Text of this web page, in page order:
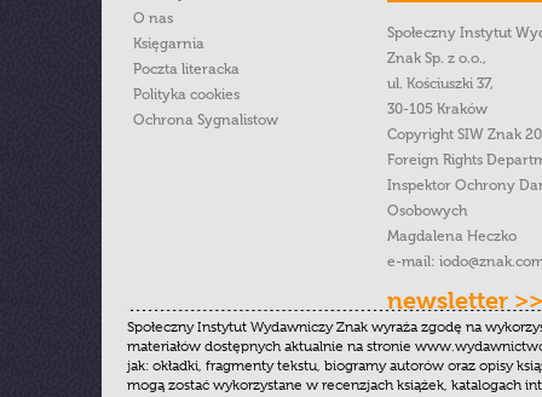
O nas
Księgarnia
Poczta literacka
Polityka cookies
Ochrona Sygnalistow
Społeczny Instytut
Znak Sp. z o.o.,
ul. Kościuszki 37,
30-105 Kraków
Copyright SIW Znak
Foreign Rights
Inspektor Ochrony
Osobowych
Magdalena Heczko
e-mail:
newsletter >>
Społeczny Instytut Wydawniczy Znak wyraża zgodę na
materiałów dostępnych aktualnie na stronie
jak: okładki, fragmenty tekstu, biogramy autorów oraz opisy
mogą zostać wykorzystane w recenzjach książek, katalogach